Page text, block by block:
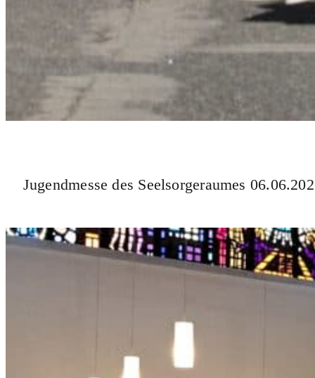
Jugendmesse des Seelsorgeraumes